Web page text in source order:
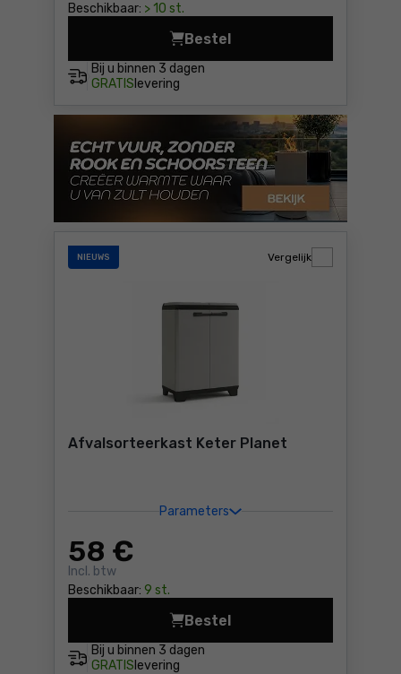
Beschikbaar: > 10 st.
Bij u binnen 3 dagen
GRATIS levering
Bestel
Afvalsorteerkast Keter
NIEUWS
Afvalsorteerkast Keter Planet
Parameters
58 €
Incl. btw
Beschikbaar: 9 st.
Vergelijk
Bij u binnen 3 dagen
GRATIS levering
Bestel
Afvalsorteerkast Keter